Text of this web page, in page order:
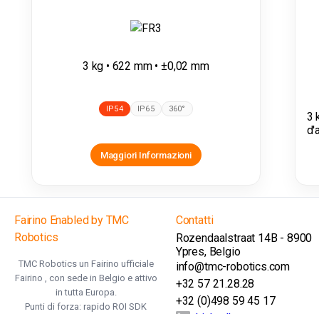
3 kg • 622 mm • ±0,02 mm
IP54 IP65 360°
Maggiori Informazioni
3
Fairino Enabled by TMC
Robotics
TMC Robotics un Fairino ufficiale
Fairino , con sede in Belgio e attivo
in tutta Europa.
Punti di forza: rapido ROI SDK
Contatti
Rozendaalstraat 14B - 8900
Ypres, Belgio
info@tmc-robotics.com
+32 57 21.28.28
+32 (0)498 59 45 17